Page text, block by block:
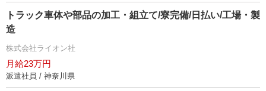
トラック車体や部品の加工・組立て/寮完備/日払い/工場・製
造
株式会社ライオン社
月給23万円
派遣社員 / 神奈川県